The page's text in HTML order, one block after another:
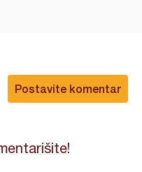
Postavite komentar